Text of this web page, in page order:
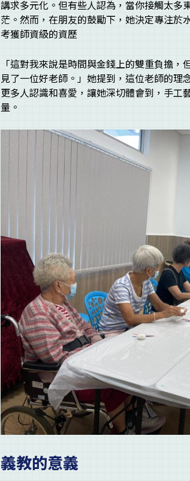
講求多元化。但有些人認為，當你接觸太多
茫。然而，在朋友的鼓勵下，她決定專注於
考獲師資級的資歷
「這對我來說是時間與金錢上的雙重負擔
見了一位好老師。」她提到，這位老師的理
更多人認識和喜愛，讓她深切體會到，手工
量。
義教的意義